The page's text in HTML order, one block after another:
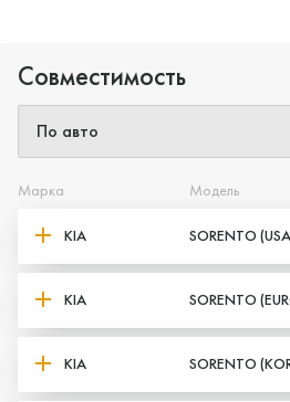
Да, верно Нет,
Совместимость
Марка Модель
KIA SORENTO
KIA SORENTO
KIA SORENTO